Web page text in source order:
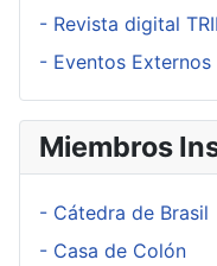
- Revista digital
- Eventos Externos
Miembros
- Cátedra de Brasil
- Casa de Colón